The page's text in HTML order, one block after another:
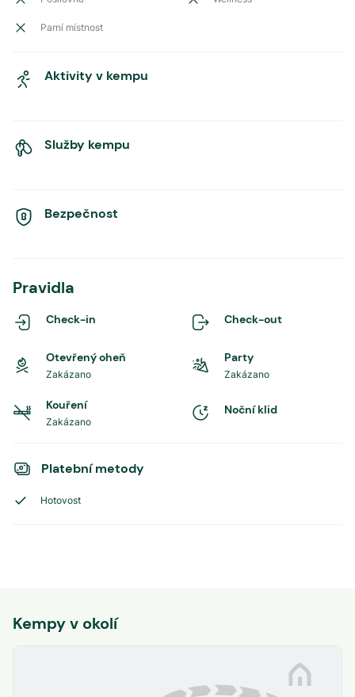
Parní místnost
Aktivity v kempu
Služby kempu
Bezpečnost
Pravidla
Check-in Check-out
Otevřený oheň
Zakázano
Party
Zakázano
Kouření
Zakázano
Noční klid
Platební metody
Hotovost
Kempy v okolí